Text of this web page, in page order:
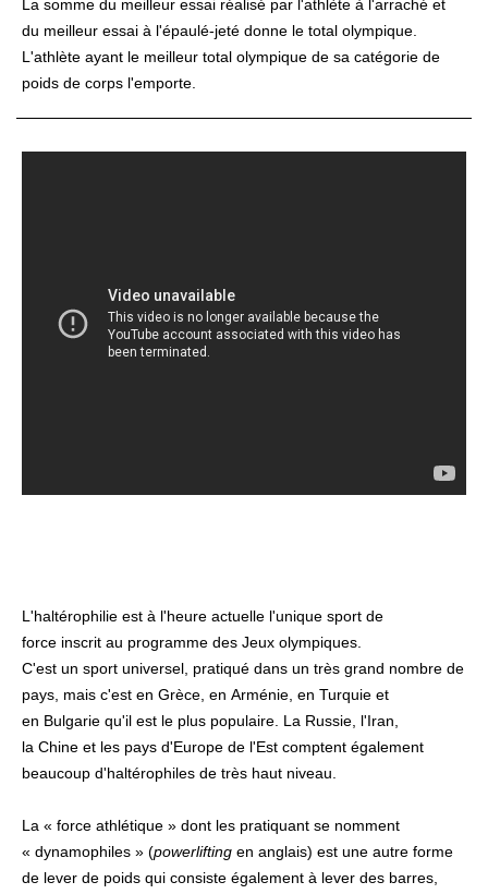
La somme du meilleur essai réalisé par l'athlète à l'arraché et
du meilleur essai à l'épaulé-jeté donne le total olympique.
L'athlète ayant le meilleur total olympique de sa catégorie de
poids de corps l'emporte.
L'haltérophilie est à l'heure actuelle l'unique sport de
force inscrit au programme des Jeux olympiques.
C'est un sport universel, pratiqué dans un très grand nombre de
pays, mais c'est en Grèce, en Arménie, en Turquie et
en Bulgarie qu'il est le plus populaire. La Russie, l'Iran,
la Chine et les pays d'Europe de l'Est comptent également
beaucoup d'haltérophiles de très haut niveau.
La « force athlétique » dont les pratiquant se nomment
« dynamophiles » (powerlifting en anglais) est une autre forme
de lever de poids qui consiste également à lever des barres,